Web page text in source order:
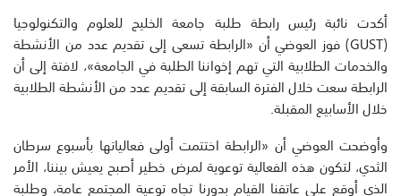
أكدت نائبة رئيس رابطة طلبة جامعة الخليج للعلوم والتكنولوجيا
(GUST) فوز العوضي أن «الرابطة تسعى إلى تقديم عدد من الأنشطة
والخدمات الطلابية التي تهم إخواننا الطلبة في الجامعة»، لافتة إلى أن
الرابطة سعت خلال الفترة السابقة إلى تقديم عدد من الأنشطة الطلابية
خلال الأسابيع المقبلة.
وأوضحت العوضي أن «الرابطة اختتمت أولى فعالياتها بأسبوع سرطان
الثدي، لتكون هذه الفعالية توعوية لمرض خطير أصبح يعيش بيننا، الأمر
الذي أوقع على عاتقنا القيام بدورنا تجاه توعية المجتمع عامة، وطلبة